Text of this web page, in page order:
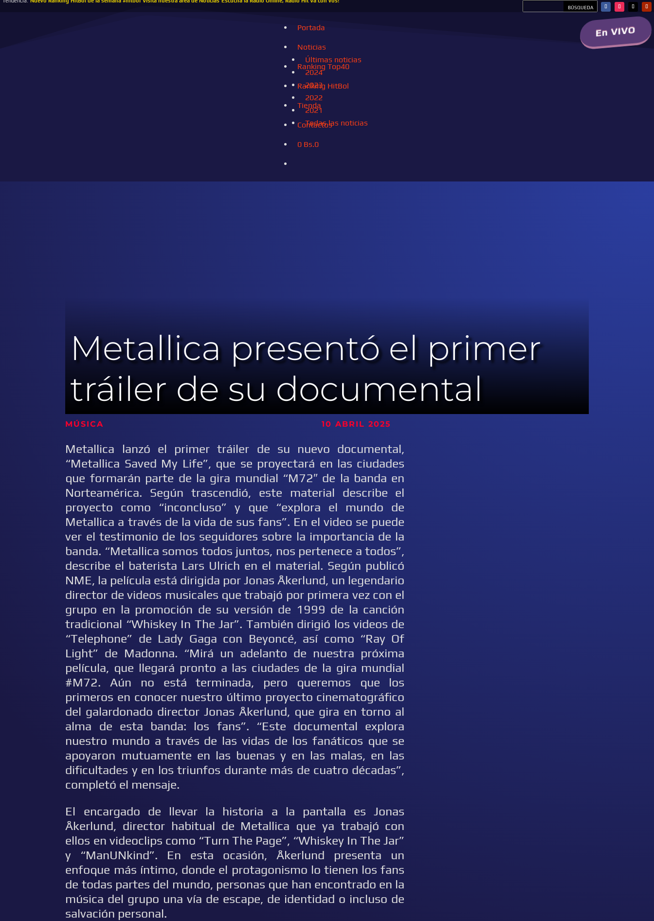
Portada
Noticias
Últimas noticias
2024
2023
2022
2021
Todas las noticias
Ranking Top40
Ranking HitBol
Tienda
Contactos
0 Bs.0
En VIVO
Metallica presentó el primer
tráiler de su documental
MÚSICA 10 ABRIL 2025
Metallica lanzó el primer tráiler de su nuevo documental,
“Metallica Saved My Life”, que se proyectará en las ciudades
que formarán parte de la gira mundial “M72″ de la banda en
Norteamérica. Según trascendió, este material describe el
proyecto como “inconcluso” y que “explora el mundo de
Metallica a través de la vida de sus fans”. En el video se puede
ver el testimonio de los seguidores sobre la importancia de la
banda. “Metallica somos todos juntos, nos pertenece a todos”,
describe el baterista Lars Ulrich en el material. Según publicó
NME, la película está dirigida por Jonas Åkerlund, un legendario
director de videos musicales que trabajó por primera vez con el
grupo en la promoción de su versión de 1999 de la canción
tradicional “Whiskey In The Jar”. También dirigió los videos de
“Telephone” de Lady Gaga con Beyoncé, así como “Ray Of
Light” de Madonna. “Mirá un adelanto de nuestra próxima
película, que llegará pronto a las ciudades de la gira mundial
#M72. Aún no está terminada, pero queremos que los
primeros en conocer nuestro último proyecto cinematográfico
del galardonado director Jonas Åkerlund, que gira en torno al
alma de esta banda: los fans”. “Este documental explora
nuestro mundo a través de las vidas de los fanáticos que se
apoyaron mutuamente en las buenas y en las malas, en las
dificultades y en los triunfos durante más de cuatro décadas”,
completó el mensaje.
El encargado de llevar la historia a la pantalla es Jonas
Åkerlund, director habitual de Metallica que ya trabajó con
ellos en videoclips como “Turn The Page”, “Whiskey In The Jar”
y “ManUNkind”. En esta ocasión, Åkerlund presenta un
enfoque más íntimo, donde el protagonismo lo tienen los fans
de todas partes del mundo, personas que han encontrado en la
música del grupo una vía de escape, de identidad o incluso de
salvación personal.